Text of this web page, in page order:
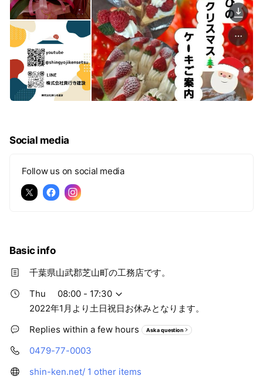
Social media
Follow us on social media
Basic info
千葉県山武郡芝山町の工務店です。
Thu
08:00 - 17:30
2022年1月より土日祝日お休みとなります。
Replies within a few hours
Ask a question
0479-77-0003
shin-ken.net/ 1 other items